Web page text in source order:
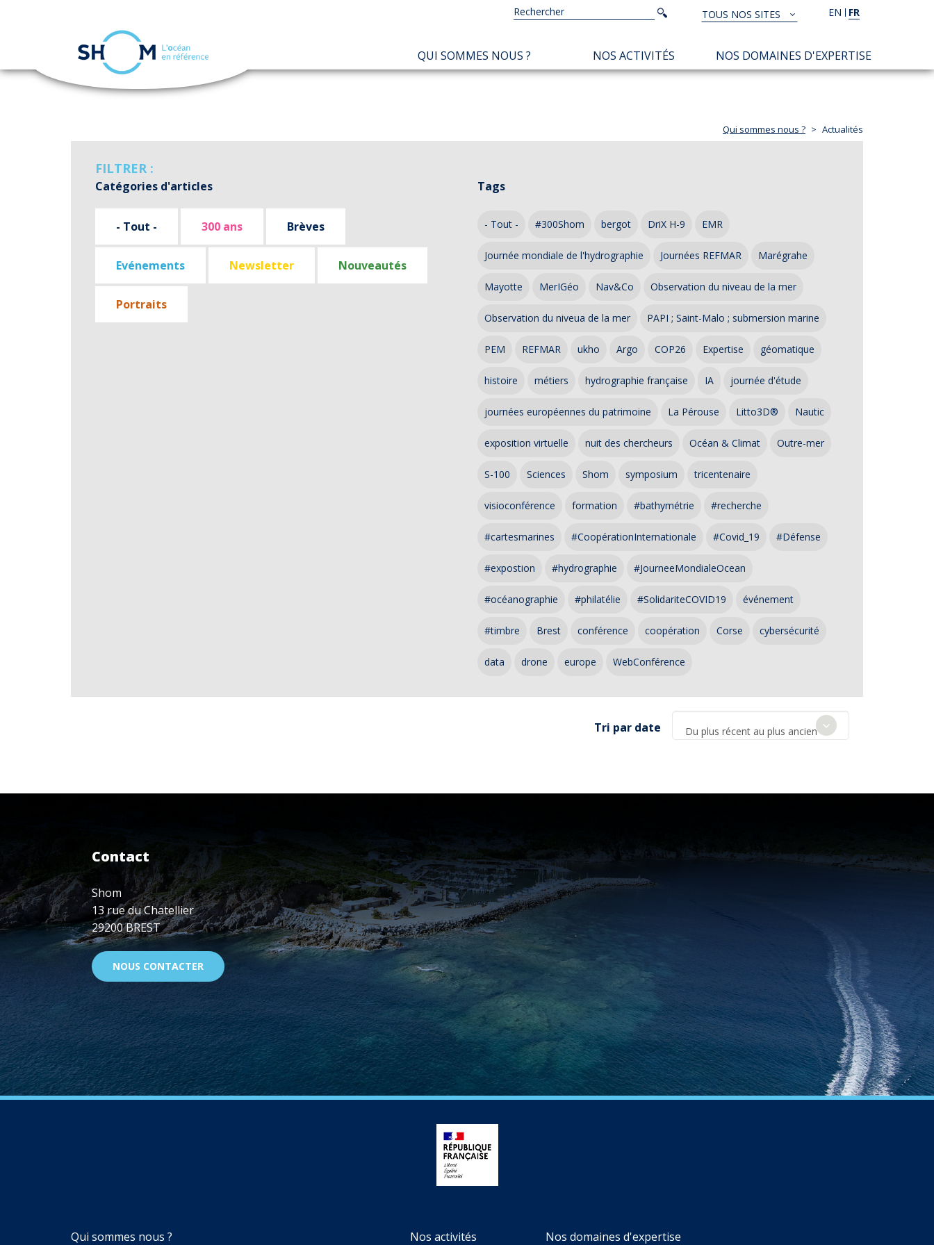
Aller
EN FR
TOUS
NOS
SITES
TOUS NOS SITES
Rechercher
Rechercher
NAVIGATION
PRINCIPALE
QUI SOMMES NOUS ? NOS ACTIVITÉS NOS DOMAINES D'EXPERTISE
Qui sommes nous ? Actualités
FILTRER :
Catégories d'articles
- Tout - 300 ans Brèves
Evénements Newsletter Nouveautés
Portraits
Tags
- Tout - #300Shom bergot DriX H-9 EMR
Journée mondiale de l'hydrographie Journées REFMAR Marégrahe
Mayotte MerIGéo Nav&Co Observation du niveau de la mer
Observation du niveua de la mer PAPI ; Saint-Malo ; submersion marine
PEM REFMAR ukho Argo COP26 Expertise géomatique
histoire métiers hydrographie française IA journée d'étude
journées européennes du patrimoine La Pérouse Litto3D® Nautic
exposition virtuelle nuit des chercheurs Océan & Climat Outre-mer
S-100 Sciences Shom symposium tricentenaire
visioconférence formation #bathymétrie #recherche
#cartesmarines #CoopérationInternationale #Covid_19 #Défense
#expostion #hydrographie #JourneeMondialeOcean
#océanographie #philatélie #SolidariteCOVID19 événement
#timbre Brest conférence coopération Corse cybersécurité
data drone europe WebConférence
Tri par date Du plus récent au plus ancien
Contact
Shom
13 rue du Chatellier
29200 BREST
NOUS CONTACTER
NAVIGATION
Qui sommes nous ? Nos activités Nos domaines d'expertise